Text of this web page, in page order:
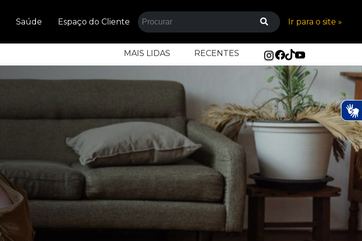
Saúde Espaço do Cliente Ir para o site »
MAIS LIDAS RECENTES